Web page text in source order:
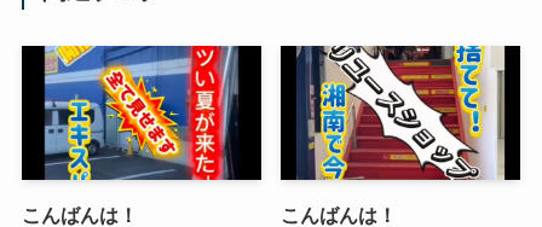
こんばんは！ こんばんは！